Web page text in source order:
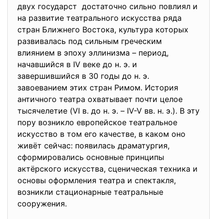
двух государст достаточно сильно повлиял и
на развитие театрального искусства ряда
стран Ближнего Востока, культура которых
развивалась под сильным греческим
влиянием в эпоху эллинизма – период,
начавшийся в IV веке до н. э. и
завершившийся в 30 годы до н. э.
завоеванием этих стран Римом. История
античного театра охватывает почти целое
тысячелетие (VI в. до н. э. – IV-V вв. н. э.). В эту
пору возникло европейское театральное
искусство в том его качестве, в каком оно
живёт сейчас: появилась драматургия,
сформировались основные принципы
актёрского искусства, сценическая техника и
основы оформления театра и спектакля,
возникли стационарные театральные
сооружения.